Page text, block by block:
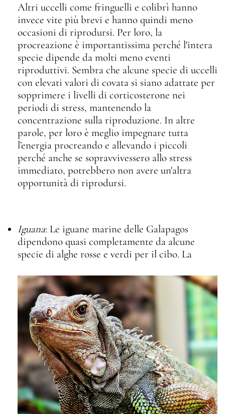
Altri uccelli come fringuelli e colibrì hanno
invece vite più brevi e hanno quindi meno
occasioni di riprodursi. Per loro, la
procreazione è importantissima perché l'intera
specie dipende da molti meno eventi
riproduttivi. Sembra che alcune specie di uccelli
con elevati valori di covata si siano adattate per
sopprimere i livelli di corticosterone nei
periodi di stress, mantenendo la
concentrazione sulla riproduzione. In altre
parole, per loro è meglio impegnare tutta
l’energia procreando e allevando i piccoli
perché anche se sopravvivessero allo stress
immediato, potrebbero non avere un'altra
opportunità di riprodursi.
Iguana: Le iguane marine delle Galapagos
dipendono quasi completamente da alcune
specie di alghe rosse e verdi per il cibo. La